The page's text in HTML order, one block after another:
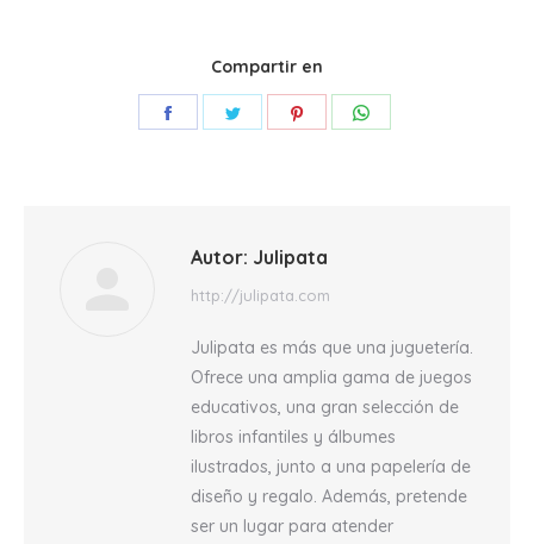
Compartir en
Share
Share
Share
Autor: Julipata
http://julipata.com
Julipata es más que una juguetería.
Ofrece una amplia gama de juegos
educativos, una gran selección de
libros infantiles y álbumes
ilustrados, junto a una papelería de
diseño y regalo. Además, pretende
ser un lugar para atender